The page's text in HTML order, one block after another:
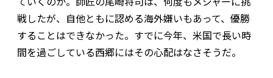
戦したが、自他ともに認める海外嫌いもあって、優勝
することはできなかった。すでに今年、米国で長い時
間を過ごしている西郷にはその心配はなさそうだ。